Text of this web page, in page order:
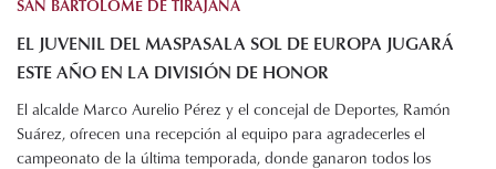
SAN BARTOLOMÉ DE TIRAJANA
EL JUVENIL DEL MASPASALA SOL DE EUROPA JUGARÁ
ESTE AÑO EN LA DIVISIÓN DE HONOR
El alcalde Marco Aurelio Pérez y el concejal de Deportes, Ramón
Suárez, ofrecen una recepción al equipo para agradecerles el
campeonato de la última temporada, donde ganaron todos los